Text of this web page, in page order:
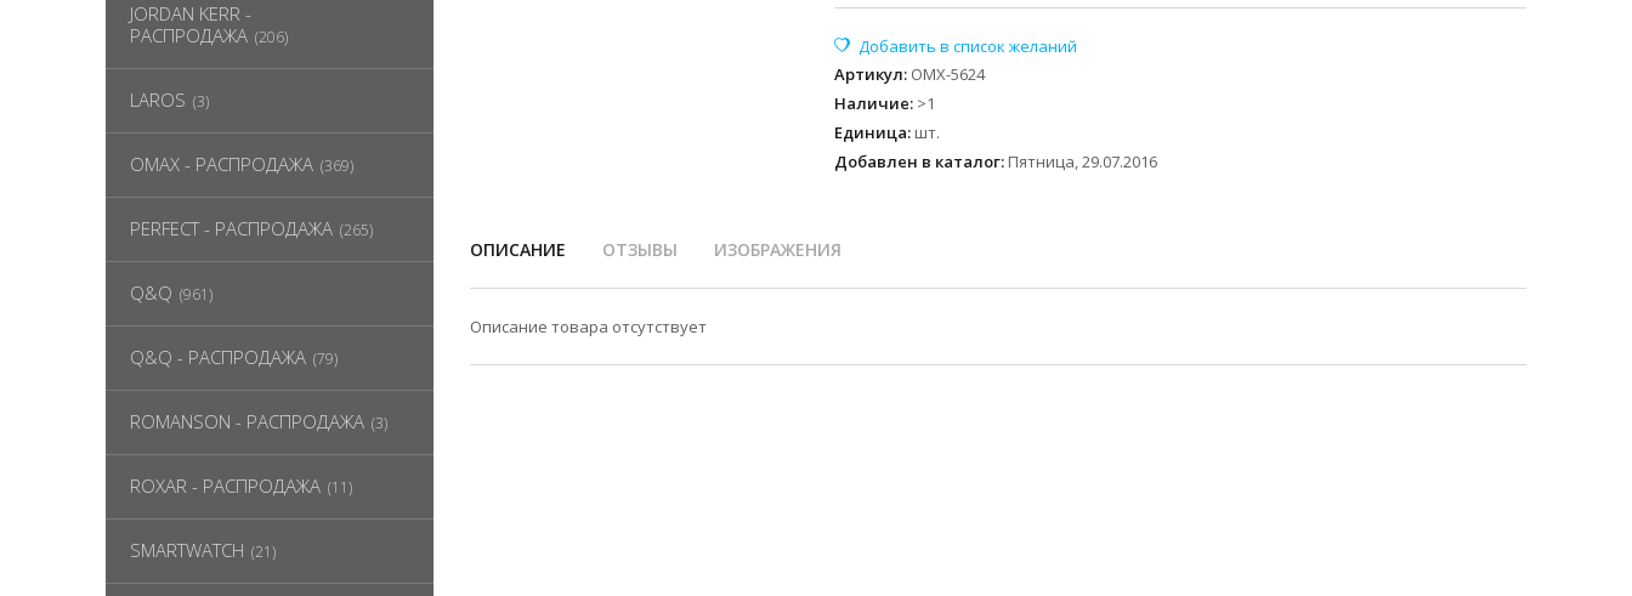
Артикул: OMX-5624
Наличие: >1
Единица: шт.
Добавлен в каталог: Пятница, 29.07.2016
ОПИСАНИЕ ОТЗЫВЫ ИЗОБРАЖЕНИЯ
Описание товара отсутствует
JORDAN KERR -
РАСПРОДАЖА (206)
LAROS (3)
OMAX - РАСПРОДАЖА (369)
PERFECT - РАСПРОДАЖА (265)
Q&Q (961)
Q&Q - РАСПРОДАЖА (79)
ROMANSON - РАСПРОДАЖА (3)
ROXAR - РАСПРОДАЖА (11)
SMARTWATCH (21)